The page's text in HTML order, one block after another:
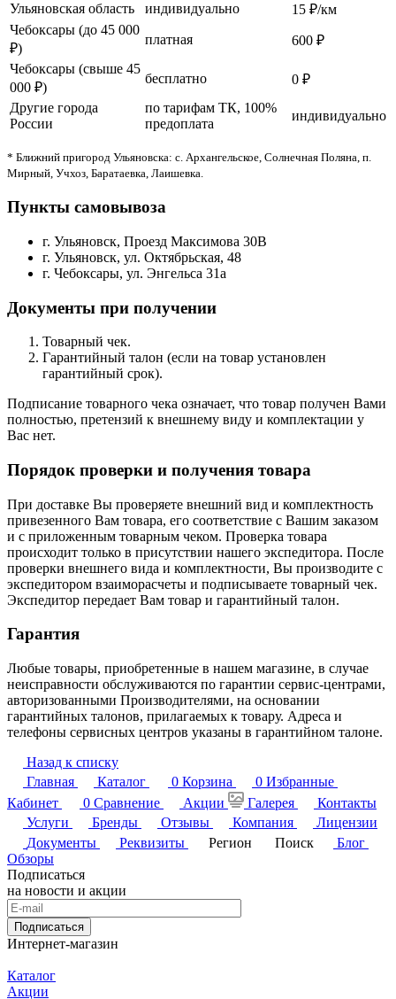
Ульяновская область
индивидуально
15 ₽/км
Чебоксары (до 45 000
₽)
платная
600 ₽
Чебоксары (свыше 45
000 ₽)
бесплатно
0 ₽
Другие города
России
по тарифам ТК, 100%
предоплата
индивидуально
* Ближний пригород Ульяновска: с. Архангельское, Солнечная Поляна, п.
Мирный, Учхоз, Баратаевка, Лаишевка.
Пункты самовывоза
г. Ульяновск, Проезд Максимова 30В
г. Ульяновск, ул. Октябрьская, 48
г. Чебоксары, ул. Энгельса 31а
Документы при получении
Товарный чек.
Гарантийный талон (если на товар установлен
гарантийный срок).
Подписание товарного чека означает, что товар получен Вами
полностью, претензий к внешнему виду и комплектации у
Вас нет.
Порядок проверки и получения товара
При доставке Вы проверяете внешний вид и комплектность
привезенного Вам товара, его соответствие с Вашим заказом
и с приложенным товарным чеком. Проверка товара
происходит только в присутствии нашего экспедитора. После
проверки внешнего вида и комплектности, Вы производите с
экспедитором взаиморасчеты и подписываете товарный чек.
Экспедитор передает Вам товар и гарантийный талон.
Гарантия
Любые товары, приобретенные в нашем магазине, в случае
неисправности обслуживаются по гарантии сервис-центрами,
авторизованными Производителями, на основании
гарантийных талонов, прилагаемых к товару. Адреса и
телефоны сервисных центров указаны в гарантийном талоне.
Назад к списку
Главная
Каталог 0 Корзина 0 Избранные
Кабинет
0 Сравнение Акции Галерея
Контакты
Услуги
Бренды Отзывы Компания
Лицензии
Документы
Реквизиты Регион Поиск
Блог
Обзоры
Подписаться
на новости и акции
Подписаться
Интернет-магазин
Каталог
Акции